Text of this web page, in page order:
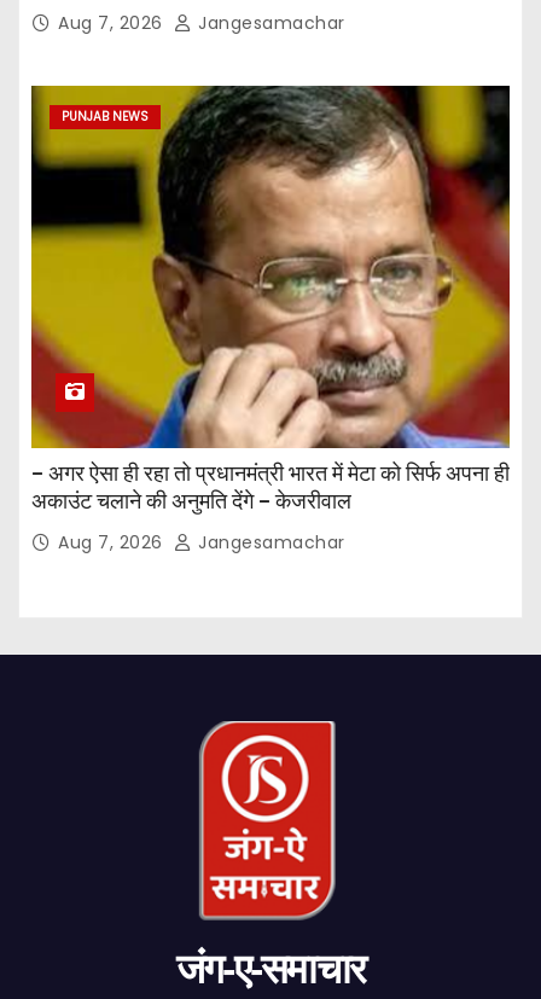
Aug 7, 2026 Jangesamachar
PUNJAB NEWS
– अगर ऐसा ही रहा तो प्रधानमंत्री भारत में मेटा को सिर्फ अपना ही
अकाउंट चलाने की अनुमति देंगे – केजरीवाल
Aug 7, 2026 Jangesamachar
जंग-ए-समाचार